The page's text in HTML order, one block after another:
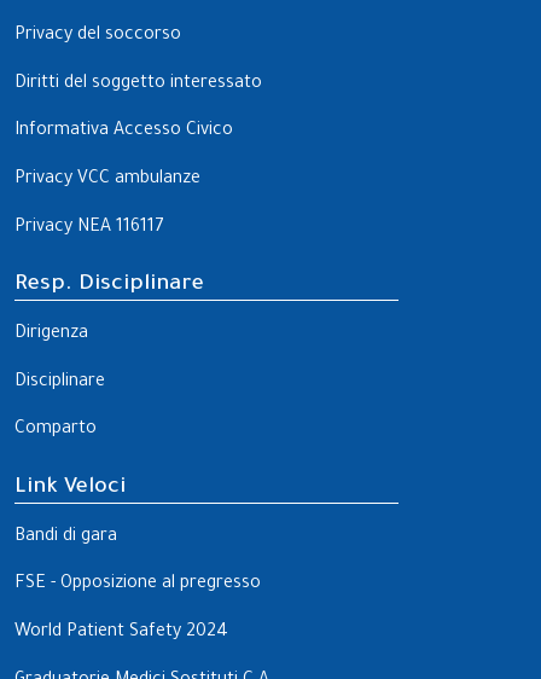
Privacy del soccorso
Diritti del soggetto interessato
Informativa Accesso Civico
Privacy VCC ambulanze
Privacy NEA 116117
Resp. Disciplinare
Dirigenza
Disciplinare
Comparto
Link Veloci
Bandi di gara
FSE - Opposizione al pregresso
World Patient Safety 2024